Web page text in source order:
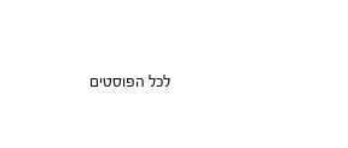
לכל הפוסטים